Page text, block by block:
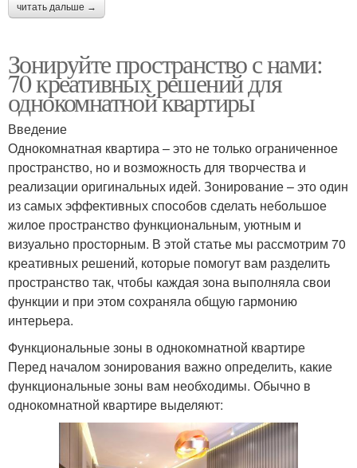
читать дальше →
Зонируйте пространство с нами:
70 креативных решений для
однокомнатной квартиры
Введение
Однокомнатная квартира – это не только ограниченное
пространство, но и возможность для творчества и
реализации оригинальных идей. Зонирование – это один
из самых эффективных способов сделать небольшое
жилое пространство функциональным, уютным и
визуально просторным. В этой статье мы рассмотрим 70
креативных решений, которые помогут вам разделить
пространство так, чтобы каждая зона выполняла свои
функции и при этом сохраняла общую гармонию
интерьера.
Функциональные зоны в однокомнатной квартире
Перед началом зонирования важно определить, какие
функциональные зоны вам необходимы. Обычно в
однокомнатной квартире выделяют: